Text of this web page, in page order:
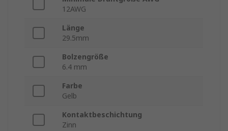
12AWG
Länge
29.5mm
Bolzengröße
6.4 mm
Farbe
Gelb
Kontaktbeschichtung
Zinn